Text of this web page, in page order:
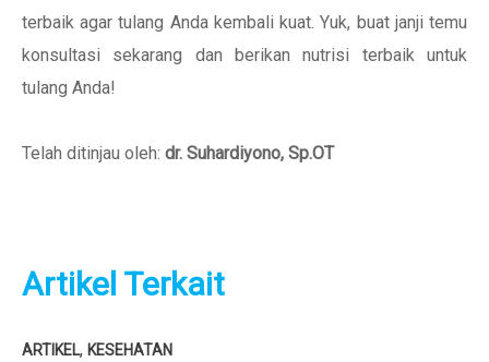
terbaik agar tulang Anda kembali kuat. Yuk, buat janji temu
konsultasi sekarang dan berikan nutrisi terbaik untuk
tulang Anda!
Telah ditinjau oleh: dr. Suhardiyono, Sp.OT
Artikel Terkait
ARTIKEL, KESEHATAN